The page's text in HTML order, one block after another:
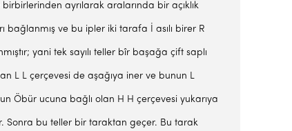
ayrılarak aralarında bir açıklık
bağlanmış ve bu ipler iki tarafa İ asılı birer R
yani tek sayılı teller bîr başağa çift saplı
L L çerçevesi de aşağıya iner ve bunun L
Öbür ucuna bağlı olan H H çerçevesi yukarıya
Sonra bu teller bir taraktan geçer. Bu tarak